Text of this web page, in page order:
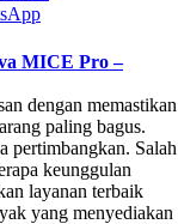
MICE Pro –
dengan memastikan
paling bagus.
pertimbangkan. Salah
keunggulan
layanan terbaik
yang menyediakan